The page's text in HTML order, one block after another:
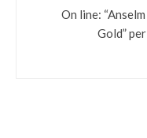
On line:
Gold”